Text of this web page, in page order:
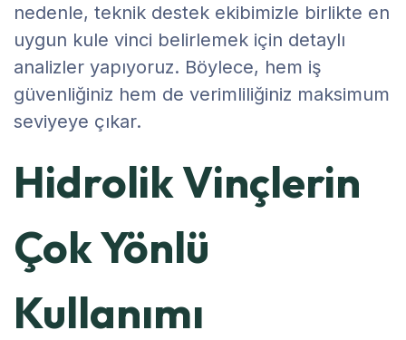
nedenle, teknik destek ekibimizle birlikte en
uygun kule vinci belirlemek için detaylı
analizler yapıyoruz. Böylece, hem iş
güvenliğiniz hem de verimliliğiniz maksimum
seviyeye çıkar.
Hidrolik Vinçlerin
Çok Yönlü
Kullanımı